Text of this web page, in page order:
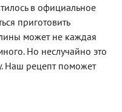
в официальное
приготовить
может не каждая
Но неслучайно это
Наш рецепт поможет